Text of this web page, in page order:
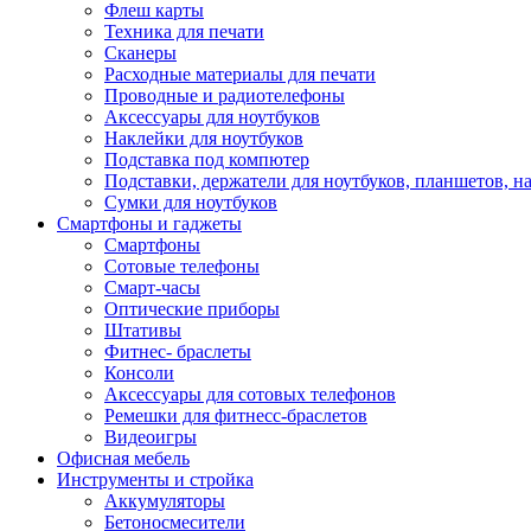
Флеш карты
Техника для печати
Сканеры
Расходные материалы для печати
Проводные и радиотелефоны
Аксессуары для ноутбуков
Наклейки для ноутбуков
Подставка под компютер
Подставки, держатели для ноутбуков, планшетов,
Сумки для ноутбуков
Смартфоны и гаджеты
Смартфоны
Сотовые телефоны
Смарт-часы
Оптические приборы
Штативы
Фитнес- браслеты
Консоли
Аксессуары для сотовых телефонов
Ремешки для фитнесс-браслетов
Видеоигры
Офисная мебель
Инструменты и стройка
Аккумуляторы
Бетоносмесители